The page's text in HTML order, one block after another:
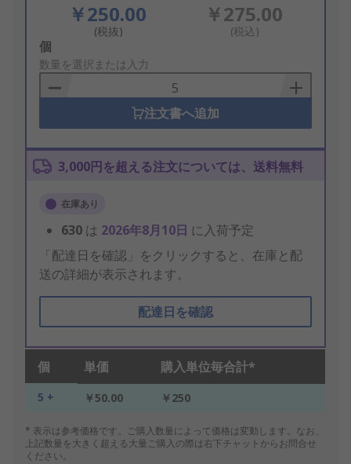
￥250.00
(税抜)
￥275.00
(税込)
Add
to
Basket
個
数量を選択または入力
注文書へ追加
3,000円を超える注文については、送料無料
在庫あり
630 は 2026年8月10日 に入荷予定
「配達日を確認」をクリックすると、在庫と配
送の詳細が表示されます。
配達日を確認
個 単価 購入単位毎合計*
5 + ￥50.00 ￥250
* 表示は参考価格です。ご購入数量によって価格は変動します。なお、
上記数量を大きく超える大量ご購入の際は右下チャットからお問合せ
ください。